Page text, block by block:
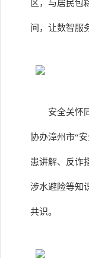
区，与居民包
间，让数智服
安全关怀
协办漳州市“
患讲解、反诈
涉水避险等知
共识。